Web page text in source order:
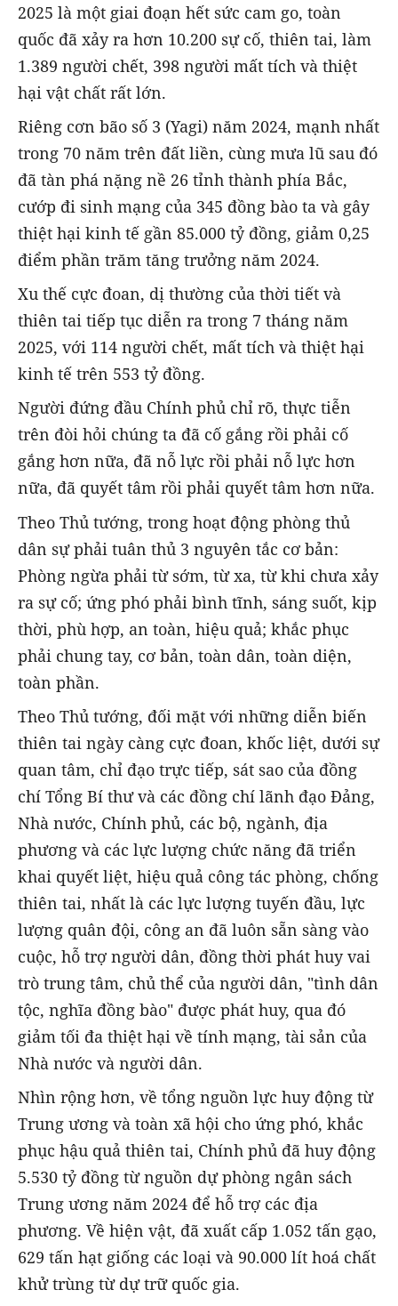
2025 là một giai đoạn hết sức cam go, toàn
quốc đã xảy ra hơn 10.200 sự cố, thiên tai, làm
1.389 người chết, 398 người mất tích và thiệt
hại vật chất rất lớn.
Riêng cơn bão số 3 (Yagi) năm 2024, mạnh nhất
trong 70 năm trên đất liền, cùng mưa lũ sau đó
đã tàn phá nặng nề 26 tỉnh thành phía Bắc,
cướp đi sinh mạng của 345 đồng bào ta và gây
thiệt hại kinh tế gần 85.000 tỷ đồng, giảm 0,25
điểm phần trăm tăng trưởng năm 2024.
Xu thế cực đoan, dị thường của thời tiết và
thiên tai tiếp tục diễn ra trong 7 tháng năm
2025, với 114 người chết, mất tích và thiệt hại
kinh tế trên 553 tỷ đồng.
Người đứng đầu Chính phủ chỉ rõ, thực tiễn
trên đòi hỏi chúng ta đã cố gắng rồi phải cố
gắng hơn nữa, đã nỗ lực rồi phải nỗ lực hơn
nữa, đã quyết tâm rồi phải quyết tâm hơn nữa.
Theo Thủ tướng, trong hoạt động phòng thủ
dân sự phải tuân thủ 3 nguyên tắc cơ bản:
Phòng ngừa phải từ sớm, từ xa, từ khi chưa xảy
ra sự cố; ứng phó phải bình tĩnh, sáng suốt, kịp
thời, phù hợp, an toàn, hiệu quả; khắc phục
phải chung tay, cơ bản, toàn dân, toàn diện,
toàn phần.
Theo Thủ tướng, đối mặt với những diễn biến
thiên tai ngày càng cực đoan, khốc liệt, dưới sự
quan tâm, chỉ đạo trực tiếp, sát sao của đồng
chí Tổng Bí thư và các đồng chí lãnh đạo Đảng,
Nhà nước, Chính phủ, các bộ, ngành, địa
phương và các lực lượng chức năng đã triển
khai quyết liệt, hiệu quả công tác phòng, chống
thiên tai, nhất là các lực lượng tuyến đầu, lực
lượng quân đội, công an đã luôn sẵn sàng vào
cuộc, hỗ trợ người dân, đồng thời phát huy vai
trò trung tâm, chủ thể của người dân, "tình dân
tộc, nghĩa đồng bào" được phát huy, qua đó
giảm tối đa thiệt hại về tính mạng, tài sản của
Nhà nước và người dân.
Nhìn rộng hơn, về tổng nguồn lực huy động từ
Trung ương và toàn xã hội cho ứng phó, khắc
phục hậu quả thiên tai, Chính phủ đã huy động
5.530 tỷ đồng từ nguồn dự phòng ngân sách
Trung ương năm 2024 để hỗ trợ các địa
phương. Về hiện vật, đã xuất cấp 1.052 tấn gạo,
629 tấn hạt giống các loại và 90.000 lít hoá chất
khử trùng từ dự trữ quốc gia.